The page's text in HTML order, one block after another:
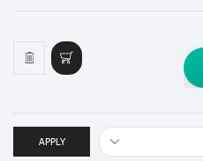
APPLY